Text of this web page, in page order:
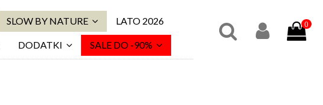
SLOW BY NATURE LATO 2026
DODATKI SALE DO -90%
0